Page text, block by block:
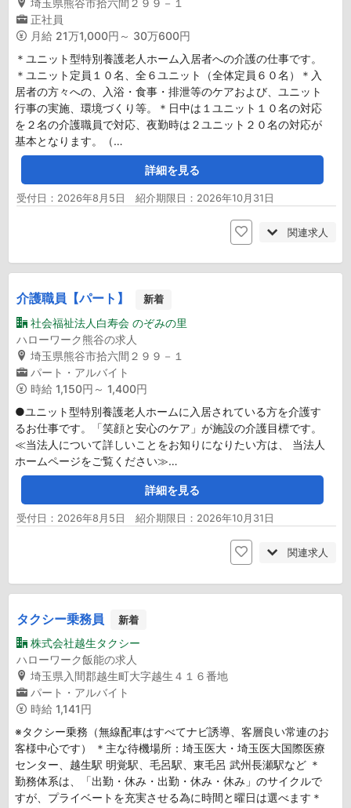
正社員
月給 21万1,000円～ 30万600円
＊ユニット型特別養護老人ホーム入居者への介護の仕事です。
＊ユニット定員１０名、全６ユニット（全体定員６０名）＊入
居者の方々への、入浴・食事・排泄等のケアおよび、ユニット
行事の実施、環境づくり等。＊日中は１ユニット１０名の対応
を２名の介護職員で対応、夜勤時は２ユニット２０名の対応が
基本となります。（…
詳細を見る
受付日：2026年8月5日 紹介期限日：2026年10月31日
関連求人
介護職員【パート】 新着
社会福祉法人白寿会 のぞみの里
ハローワーク熊谷の求人
埼玉県熊谷市拾六間２９９－１
パート・アルバイト
時給 1,150円～ 1,400円
●ユニット型特別養護老人ホームに入居されている方を介護す
るお仕事です。「笑顔と安心のケア」が施設の介護目標です。
≪当法人について詳しいことをお知りになりたい方は、 当法人
ホームページをご覧ください≫…
詳細を見る
受付日：2026年8月5日 紹介期限日：2026年10月31日
関連求人
タクシー乗務員 新着
株式会社越生タクシー
ハローワーク飯能の求人
埼玉県入間郡越生町大字越生４１６番地
パート・アルバイト
時給 1,141円
※タクシー乗務（無線配車はすべてナビ誘導、客層良い常連のお
客様中心です） ＊主な待機場所：埼玉医大・埼玉医大国際医療
センター、越生駅 明覚駅、毛呂駅、東毛呂 武州長瀬駅など ＊
勤務体系は、「出勤・休み・出勤・休み・休み」のサイクルで
すが、プライベートを充実させる為に時間と曜日は選べます＊